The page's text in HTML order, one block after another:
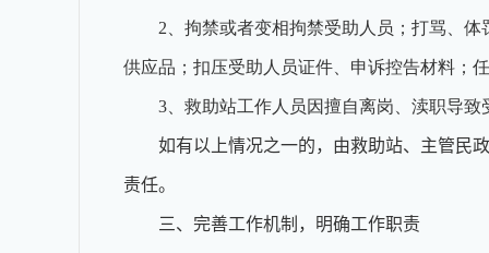
2、拘禁或者变相拘禁受助人员；打骂、
供应品；扣压受助人员证件、申诉控告材料；
3、救助站工作人员因擅自离岗、渎职导
如有以上情况之一的，由救助站、主管民
责任。
三、完善工作机制，明确工作职责